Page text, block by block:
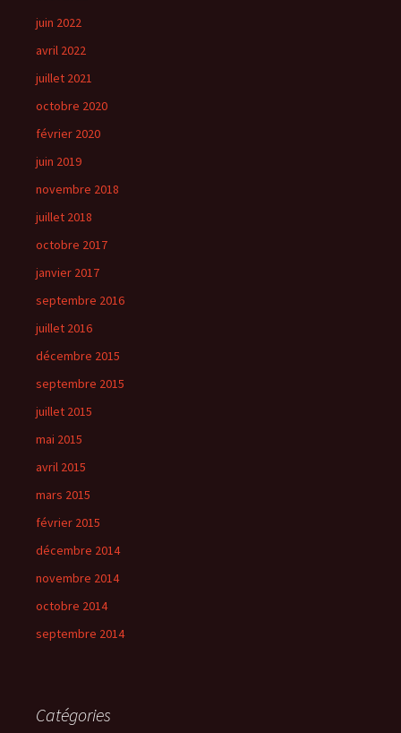
juin 2022
avril 2022
juillet 2021
octobre 2020
février 2020
juin 2019
novembre 2018
juillet 2018
octobre 2017
janvier 2017
septembre 2016
juillet 2016
décembre 2015
septembre 2015
juillet 2015
mai 2015
avril 2015
mars 2015
février 2015
décembre 2014
novembre 2014
octobre 2014
septembre 2014
Catégories